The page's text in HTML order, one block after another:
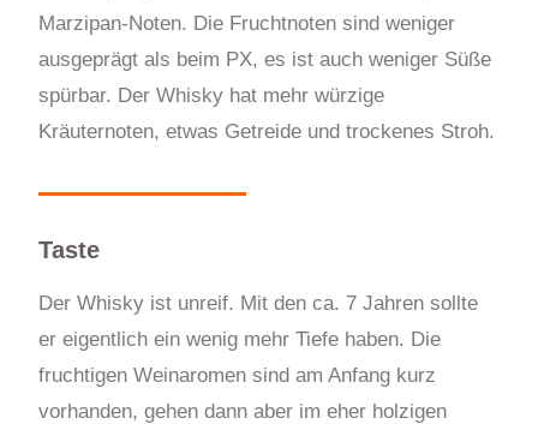
Marzipan-Noten. Die Fruchtnoten sind weniger
ausgeprägt als beim PX, es ist auch weniger Süße
spürbar. Der Whisky hat mehr würzige
Kräuternoten, etwas Getreide und trockenes Stroh.
Taste
Der Whisky ist unreif. Mit den ca. 7 Jahren sollte
er eigentlich ein wenig mehr Tiefe haben. Die
fruchtigen Weinaromen sind am Anfang kurz
vorhanden, gehen dann aber im eher holzigen